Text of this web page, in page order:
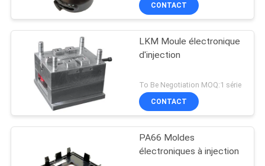
CONTACT
LKM Moule électronique
d'injection
To Be Negotiation MOQ:1 série
CONTACT
PA66 Moldes
électroniques à injection